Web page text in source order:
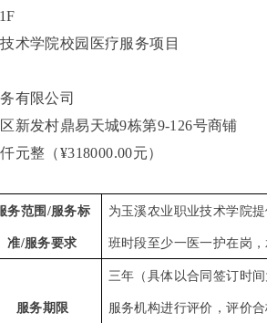
术学院校园医疗服务项目
有限公司
新发村鼎易天城9栋第9-126号商铺
元整（¥318000.00元）
务范围 /服务标
准/服务要求
为玉溪农业职业技术学院
班时段至少一医一护在岗
服务期限
三年（具体以合同签订时
服务机构进行评价，评价